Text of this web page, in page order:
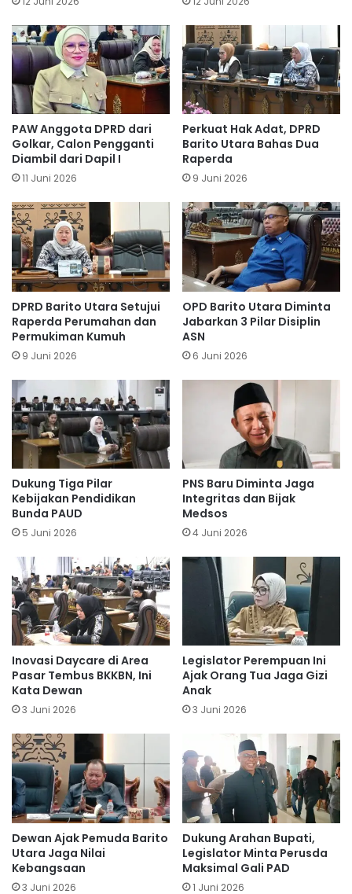
PAW Anggota DPRD dari
Golkar, Calon Pengganti
Diambil dari Dapil I
11 Juni 2026
Perkuat Hak Adat, DPRD
Barito Utara Bahas Dua
Raperda
9 Juni 2026
DPRD Barito Utara Setujui
Raperda Perumahan dan
Permukiman Kumuh
9 Juni 2026
OPD Barito Utara Diminta
Jabarkan 3 Pilar Disiplin
ASN
6 Juni 2026
Dukung Tiga Pilar
Kebijakan Pendidikan
Bunda PAUD
5 Juni 2026
PNS Baru Diminta Jaga
Integritas dan Bijak
Medsos
4 Juni 2026
Inovasi Daycare di Area
Pasar Tembus BKKBN, Ini
Kata Dewan
3 Juni 2026
Legislator Perempuan Ini
Ajak Orang Tua Jaga Gizi
Anak
3 Juni 2026
Dewan Ajak Pemuda Barito
Utara Jaga Nilai
Kebangsaan
3 Juni 2026
Dukung Arahan Bupati,
Legislator Minta Perusda
Maksimal Gali PAD
1 Juni 2026